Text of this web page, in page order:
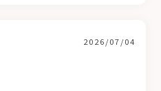
2026/07/04